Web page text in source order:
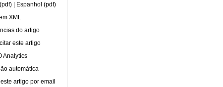
| Espanhol (pdf)
XML
do artigo
este artigo
Analytics
automática
artigo por email